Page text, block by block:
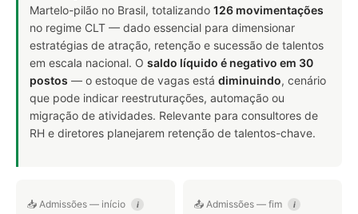
Martelo-pilão no Brasil, totalizando 126 movimentações
no regime CLT — dado essencial para dimensionar
estratégias de atração, retenção e sucessão de talentos
em escala nacional. O saldo líquido é negativo em 30
postos — o estoque de vagas está diminuindo, cenário
que pode indicar reestruturações, automação ou
migração de atividades. Relevante para consultores de
RH e diretores planejarem retenção de talentos-chave.
📥 Admissões — início i 📤 Admissões — fim i